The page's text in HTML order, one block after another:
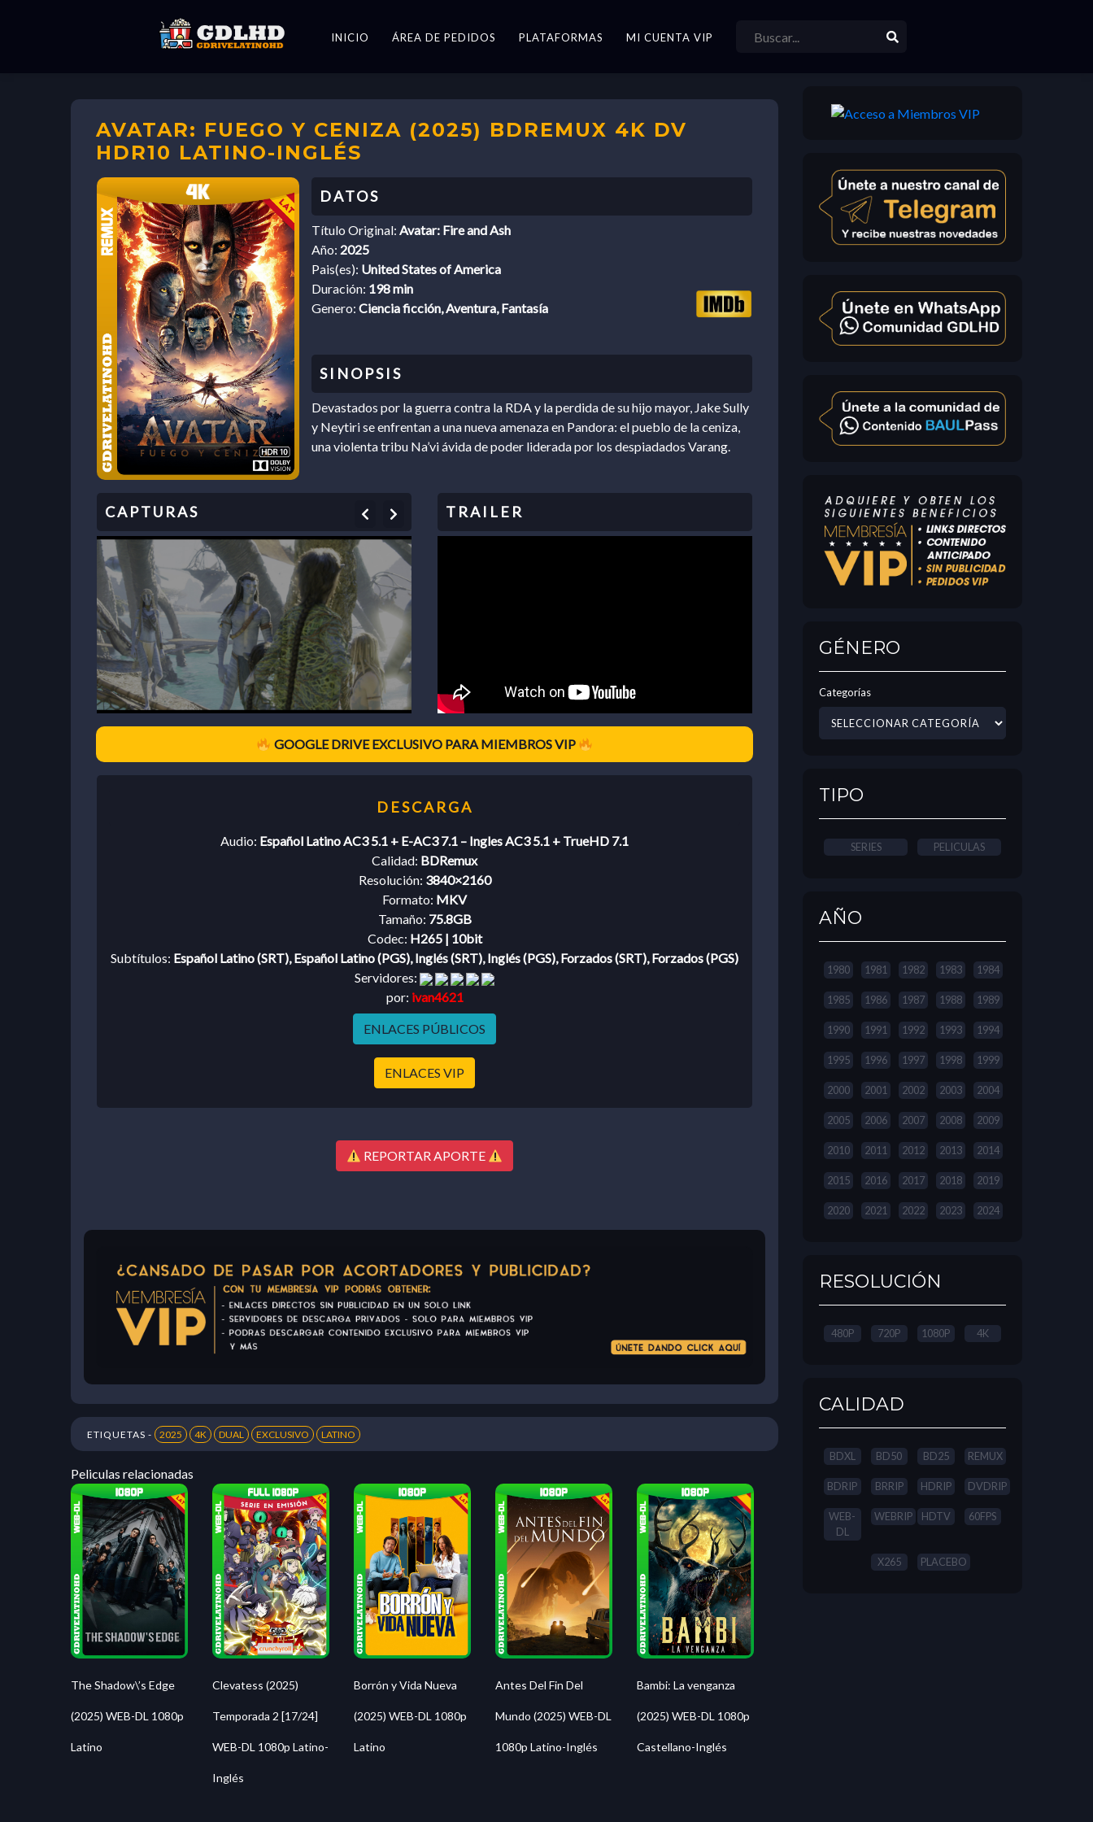
INICIO ÁREA DE PEDIDOS PLATAFORMAS MI CUENTA VIP
AVATAR: FUEGO Y CENIZA (2025) BDREMUX 4K DV
HDR10 LATINO-INGLÉS
Título Original: Avatar: Fire and Ash
Año: 2025
Pais(es): United States of America
Duración: 198 min
Genero: Ciencia ficción, Aventura, Fantasía
Devastados por la guerra contra la RDA y la perdida de su hijo mayor, Jake Sully
y Neytiri se enfrentan a una nueva amenaza en Pandora: el pueblo de la ceniza,
una violenta tribu Na’vi ávida de poder liderada por los despiadados Varang.
Previous
GOOGLE DRIVE EXCLUSIVO PARA MIEMBROS VIP
Audio: Español Latino AC3 5.1 + E-AC3 7.1 – Ingles AC3 5.1 + TrueHD 7.1
Calidad: BDRemux
Resolución: 3840×2160
Formato: MKV
Tamaño: 75.8GB
Codec: H265 | 10bit
Subtítulos: Español Latino (SRT), Español Latino (PGS), Inglés (SRT), Inglés (PGS), Forzados (SRT), Forzados (PGS)
Servidores:
por: ivan4621
ENLACES PÚBLICOS
ENLACES VIP
REPORTAR APORTE
ETIQUETAS - 2025 4K DUAL EXCLUSIVO LATINO
Peliculas relacionadas
The Shadow\’s Edge
(2025) WEB-DL 1080p
Latino
Clevatess (2025)
Temporada 2 [17/24]
WEB-DL 1080p Latino-
Inglés
Borrón y Vida Nueva
(2025) WEB-DL 1080p
Latino
Antes Del Fin Del
Mundo (2025) WEB-DL
1080p Latino-Inglés
Bambi: La venganza
(2025) WEB-DL 1080p
Castellano-Inglés
GÉNERO
Categorías
TIPO
SERIES PELICULAS
AÑO
1980 1981 1982 1983 1984
1985 1986 1987 1988 1989
1990 1991 1992 1993 1994
1995 1996 1997 1998 1999
2000 2001 2002 2003 2004
2005 2006 2007 2008 2009
2010 2011 2012 2013 2014
2015 2016 2017 2018 2019
2020 2021 2022 2023 2024
RESOLUCIÓN
480P 720P 1080P 4K
CALIDAD
BDXL BD50 BD25 REMUX
BDRIP BRRIP HDRIP DVDRIP
WEB-
DL
WEBRIP HDTV 60FPS
X265 PLACEBO